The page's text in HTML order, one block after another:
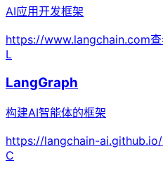
AI应用开发框架
https://www.langchain.com
L
LangGraph
构建AI智能体的框架
https://langchain-
C